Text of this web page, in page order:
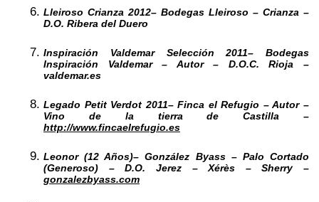
Lleiroso Crianza 2012– Bodegas Lleiroso – Crianza –
D.O. Ribera del Duero
Inspiración Valdemar Selección 2011– Bodegas
Inspiración Valdemar – Autor – D.O.C. Rioja –
valdemar.es
Legado Petit Verdot 2011– Finca el Refugio – Autor –
Vino de la tierra de Castilla –
http://www.fincaelrefugio.es
Leonor (12 Años)– González Byass – Palo Cortado
(Generoso) – D.O. Jerez – Xérès – Sherry –
gonzalezbyass.com